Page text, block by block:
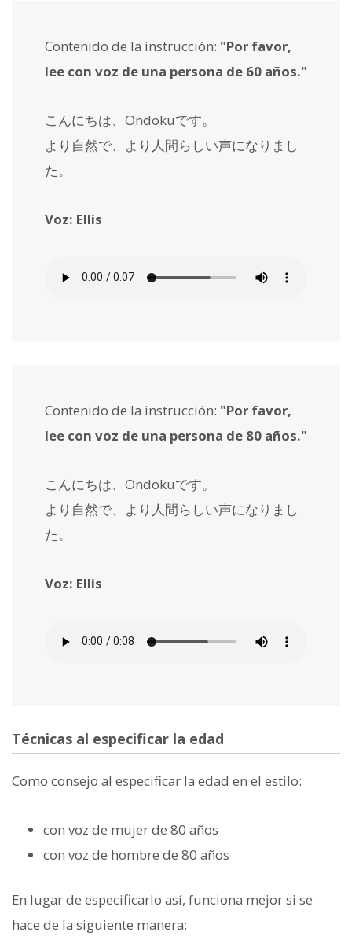
Contenido de la instrucción: "Por favor,
lee con voz de una persona de 60 años."
こんにちは、Ondokuです。
より自然で、より人間らしい声になりまし
た。
Voz: Ellis
Contenido de la instrucción: "Por favor,
lee con voz de una persona de 80 años."
こんにちは、Ondokuです。
より自然で、より人間らしい声になりまし
た。
Voz: Ellis
Técnicas al especificar la edad
Como consejo al especificar la edad en el estilo:
con voz de mujer de 80 años
con voz de hombre de 80 años
En lugar de especificarlo así, funciona mejor si se
hace de la siguiente manera: